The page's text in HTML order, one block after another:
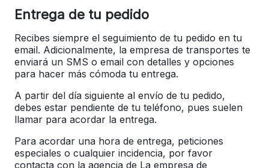
Entrega de tu pedido
Recibes siempre el seguimiento de tu pedido en tu
email. Adicionalmente, la empresa de transportes te
enviará un SMS o email con detalles y opciones
para hacer más cómoda tu entrega.
A partir del día siguiente al envío de tu pedido,
debes estar pendiente de tu teléfono, pues suelen
llamar para acordar la entrega.
Para acordar una hora de entrega, peticiones
especiales o cualquier incidencia, por favor
contacta con la agencia de La empresa de